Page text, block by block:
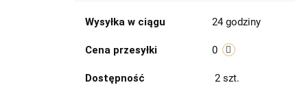
Wysyłka w ciągu 24 godziny
Cena przesyłki 0
Dostępność 2 szt.